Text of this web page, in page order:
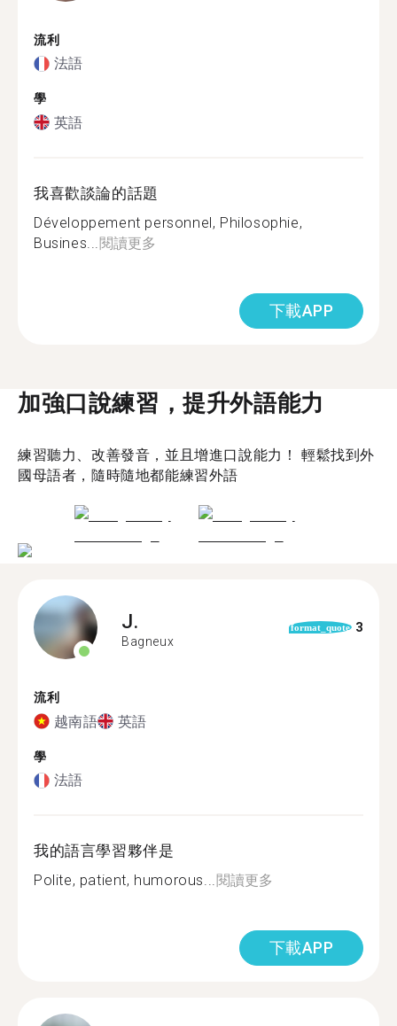
流利
法語
學
英語
我喜歡談論的話題
Développement personnel, Philosophie,
Busines... 閱讀更多
下載APP
加強口說練習，提升外語能力
練習聽力、改善發音，並且增進口說能力！ 輕鬆找到外
國母語者，隨時隨地都能練習外語
J.
Bagneux
format_quote 3
流利
越南語 英語
學
法語
我的語言學習夥伴是
Polite, patient, humorous...閱讀更多
下載APP